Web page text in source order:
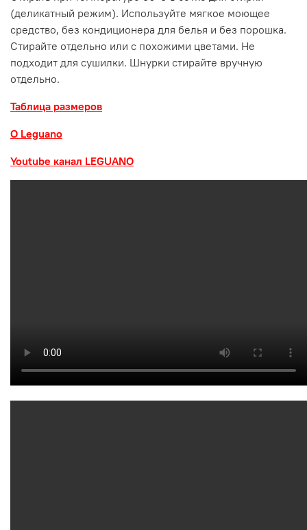
(деликатный режим). Используйте мягкое моющее
средство, без кондиционера для белья и без порошка.
Стирайте отдельно или с похожими цветами. Не
подходит для сушилки. Шнурки стирайте вручную
отдельно.
Таблица размеров
О Leguano
Youtube канал LEGUANO